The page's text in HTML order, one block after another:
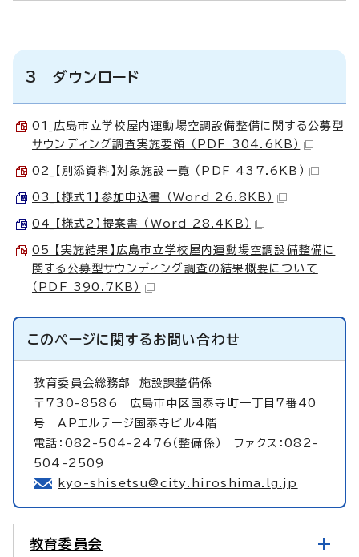
3 ダウンロード
01_広島市立学校屋内運動場空調設備整備に関する公募型
サウンディング調査実施要領 （PDF 304.6KB）
02_【別添資料】対象施設一覧 （PDF 437.6KB）
03_【様式1】参加申込書 （Word 26.8KB）
04_【様式2】提案書 （Word 28.4KB）
05_【実施結果】広島市立学校屋内運動場空調設備整備に
関する公募型サウンディング調査の結果概要について
（PDF 390.7KB）
このページに関するお問い合わせ
教育委員会総務部 施設課整備係
〒730-8586 広島市中区国泰寺町一丁目7番40
号 APエルテージ国泰寺ビル4階
電話：082-504-2476（整備係） ファクス：082-
504-2509
kyo-shisetsu@city.hiroshima.lg.jp
教育委員会